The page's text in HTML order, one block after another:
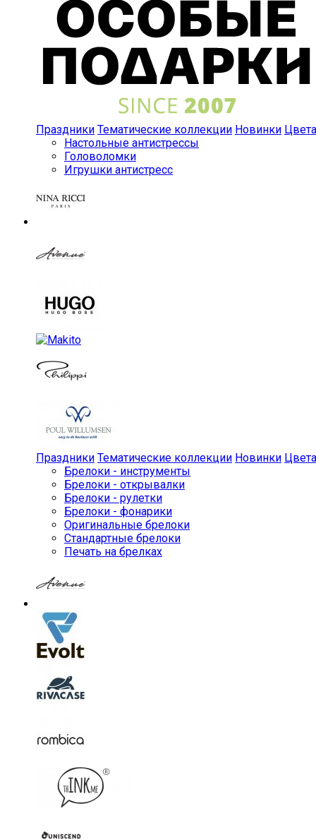
Праздники Тематические коллекции Новинки Цвета
Настольные антистрессы
Головоломки
Игрушки антистресс
Праздники Тематические коллекции Новинки Цвета
Брелоки - инструменты
Брелоки - открывалки
Брелоки - рулетки
Брелоки - фонарики
Оригинальные брелоки
Стандартные брелоки
Печать на брелках